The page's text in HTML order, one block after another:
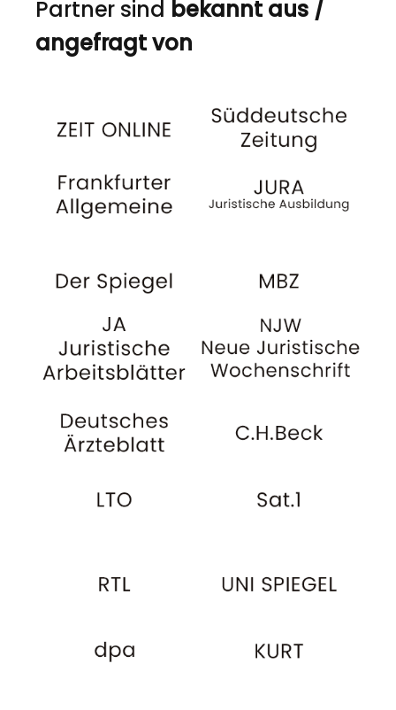
Partner sind bekannt aus /
angefragt von